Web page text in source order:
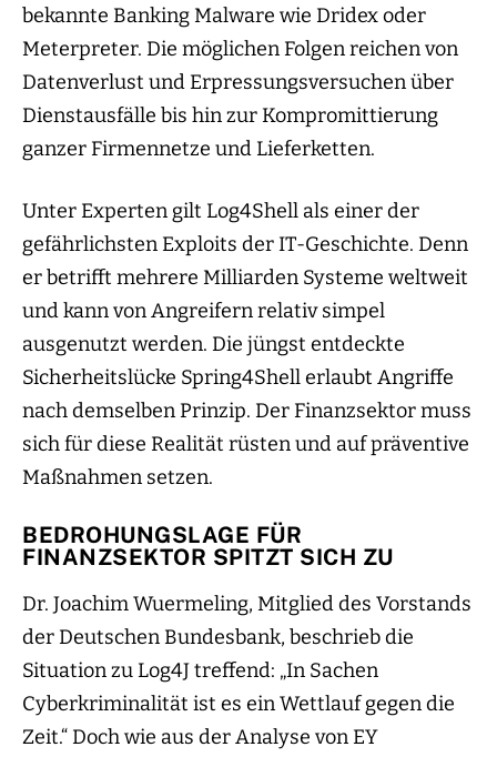
bekannte Banking Malware wie Dridex oder
Meterpreter. Die möglichen Folgen reichen von
Datenverlust und Erpressungsversuchen über
Dienstausfälle bis hin zur Kompromittierung
ganzer Firmennetze und Lieferketten.
Unter Experten gilt Log4Shell als einer der
gefährlichsten Exploits der IT-Geschichte. Denn
er betrifft mehrere Milliarden Systeme weltweit
und kann von Angreifern relativ simpel
ausgenutzt werden. Die jüngst entdeckte
Sicherheitslücke Spring4Shell erlaubt Angriffe
nach demselben Prinzip. Der Finanzsektor muss
sich für diese Realität rüsten und auf präventive
Maßnahmen setzen.
BEDROHUNGSLAGE FÜR
FINANZSEKTOR SPITZT SICH ZU
Dr. Joachim Wuermeling, Mitglied des Vorstands
der Deutschen Bundesbank, beschrieb die
Situation zu Log4J treffend: „In Sachen
Cyberkriminalität ist es ein Wettlauf gegen die
Zeit.“ Doch wie aus der Analyse von EY